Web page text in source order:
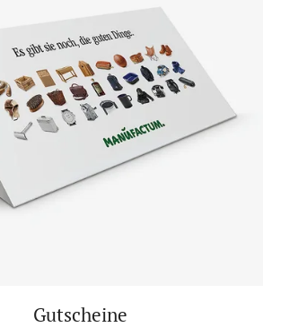
Gutscheine